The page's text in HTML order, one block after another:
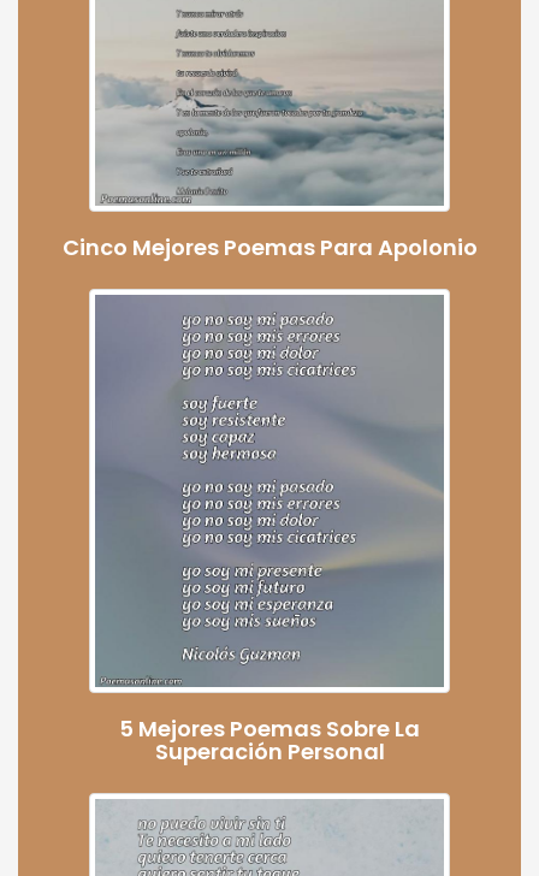
Cinco Mejores Poemas Para Apolonio
5 Mejores Poemas Sobre La
Superación Personal